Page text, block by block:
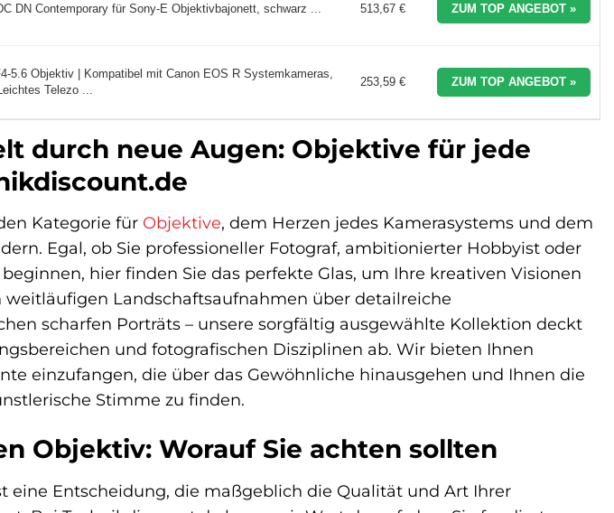
DN Contemporary für Sony-E Objektivbajonett, schwarz ... 513,67 € ZUM TOP ANGEBOT »
5.6 Objektiv | Kompatibel mit Canon EOS R Systemkameras,
Telezo ...
253,59 € ZUM TOP ANGEBOT »
durch neue Augen: Objektive für jede
Kategorie für Objektive, dem Herzen jedes Kamerasystems und dem
Egal, ob Sie professioneller Fotograf, ambitionierter Hobbyist oder
hier finden Sie das perfekte Glas, um Ihre kreativen Visionen
weitläufigen Landschaftsaufnahmen über detailreiche
scharfen Porträts – unsere sorgfältig ausgewählte Kollektion deckt
und fotografischen Disziplinen ab. Wir bieten Ihnen
einzufangen, die über das Gewöhnliche hinausgehen und Ihnen die
Stimme zu finden.
Objektiv: Worauf Sie achten sollten
eine Entscheidung, die maßgeblich die Qualität und Art Ihrer